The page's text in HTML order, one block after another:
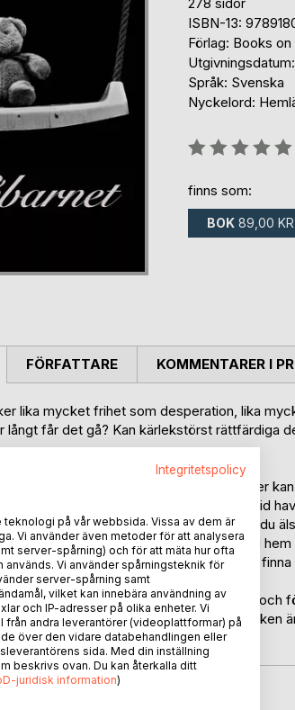
ISBN-13:
Förlag: Books
Språk: Svenska
Nyckelord:
Betyg::
finns som:
BOK 89,00 KR
lika mycket frihet som desperation, lika
långt får det gå? Kan kärlekstörst rättfärdiga
hitta hem? Måste det vara en plats, eller
hus i en skogsglänta, stugan på klippan vid
finner du hemkänslan i sällskap av någon du
av hem allra starkast. Oavsett vad
förnimmelse, och alla är vi ämnade att
delen i trilogin om Hedda Erlandsson, och
och kärleken hon inte klarade sig utan.
för alla som vill kliva av.
FÖRFATTARE KOMMENTARER I
Integritetspolicy
på vår webbsida. Vissa av dem är
Vi använder även metoder för att analysera
server-spårning) och för att mäta hur ofta
Vi använder spårningsteknik för
server-spårning samt
vilket kan innebära användning av
och IP-adresser på olika enheter. Vi
från andra leverantörer (videoplattformar) på
över den vidare databehandlingen eller
sida. Med din inställning
beskrivs ovan. Du kan återkalla ditt
juridisk information)